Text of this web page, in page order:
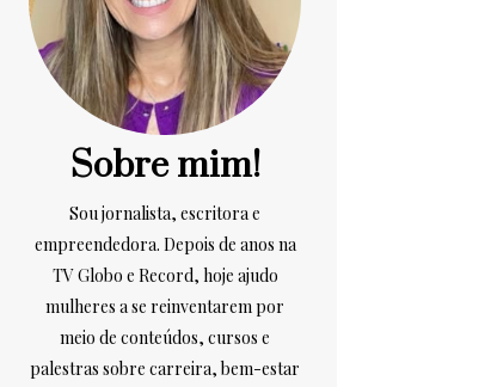
Sobre mim!
Sou jornalista, escritora e
empreendedora. Depois de anos na
TV Globo e Record, hoje ajudo
mulheres a se reinventarem por
meio de conteúdos, cursos e
palestras sobre carreira, bem-estar